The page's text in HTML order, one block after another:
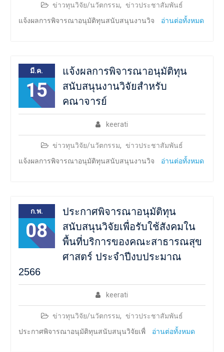
ข่าวทุนวิจัย/นวัตกรรม, ข่าวประชาสัมพันธ์
แจ้งผลการพิจารณาอนุมัติทุนสนับสนุนงานวิจ
อ่านต่อทั้งหมด
มี.ค.
15
แจ้งผลการพิจารณาอนุมัติทุน
สนับสนุนงานวิจัยสำหรับ
คณาจารย์
keerati
ข่าวทุนวิจัย/นวัตกรรม, ข่าวประชาสัมพันธ์
แจ้งผลการพิจารณาอนุมัติทุนสนับสนุนงานวิจ
อ่านต่อทั้งหมด
ก.พ.
08
ประกาศพิจารณาอนุมัติทุน
สนับสนุนวิจัยเพื่อรับใช้สังคมใน
พื้นที่บริการของคณะสาธารณสุข
ศาสตร์ ประจำปีงบประมาณ
2566
keerati
ข่าวทุนวิจัย/นวัตกรรม, ข่าวประชาสัมพันธ์
ประกาศพิจารณาอนุมัติทุนสนับสนุนวิจัยเพื่
อ่านต่อทั้งหมด